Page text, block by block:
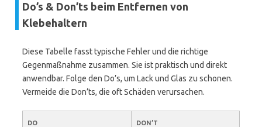
Do’s & Don’ts beim Entfernen von
Klebehaltern
Diese Tabelle fasst typische Fehler und die richtige
Gegenmaßnahme zusammen. Sie ist praktisch und direkt
anwendbar. Folge den Do’s, um Lack und Glas zu schonen.
Vermeide die Don’ts, die oft Schäden verursachen.
DO DON’T